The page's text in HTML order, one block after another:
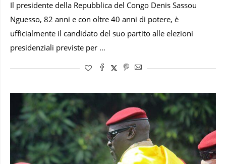
Il presidente della Repubblica del Congo Denis Sassou
Nguesso, 82 anni e con oltre 40 anni di potere, è
ufficialmente il candidato del suo partito alle elezioni
presidenziali previste per …